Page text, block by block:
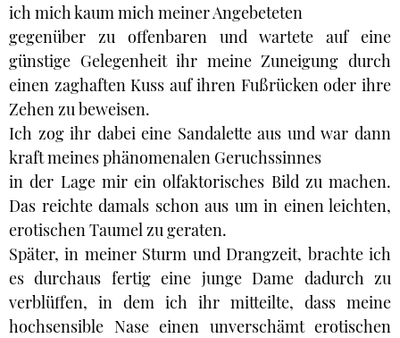
ich mich kaum mich meiner Angebeteten
gegenüber zu offenbaren und wartete auf eine
günstige Gelegenheit ihr meine Zuneigung durch
einen zaghaften Kuss auf ihren Fußrücken oder ihre
Zehen zu beweisen.
Ich zog ihr dabei eine Sandalette aus und war dann
kraft meines phänomenalen Geruchssinnes
in der Lage mir ein olfaktorisches Bild zu machen.
Das reichte damals schon aus um in einen leichten,
erotischen Taumel zu geraten.
Später, in meiner Sturm und Drangzeit, brachte ich
es durchaus fertig eine junge Dame dadurch zu
verblüffen, in dem ich ihr mitteilte, dass meine
hochsensible Nase einen unverschämt erotischen